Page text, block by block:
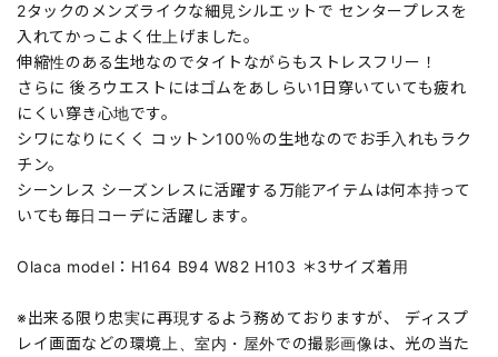
2タックのメンズライクな細見シルエットで センタープレスを
入れてかっこよく仕上げました。
伸縮性のある生地なのでタイトながらもストレスフリー！
さらに 後ろウエストにはゴムをあしらい1日穿いていても疲れ
にくい穿き心地です。
シワになりにくく コットン100％の生地なのでお手入れもラク
チン。
シーンレス シーズンレスに活躍する万能アイテムは何本持って
いても毎日コーデに活躍します。
Olaca model：H164 B94 W82 H103 ＊3サイズ着用
※出来る限り忠実に再現するよう務めておりますが、 ディスプ
レイ画面などの環境上、室内・屋外での撮影画像は、光の当た